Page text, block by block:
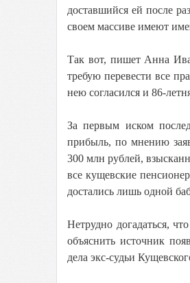
доставшийся ей после
своем массиве имеют
Так вот, пишет Анна
требую перевести все
нею согласился и 86-
За первым иском
прибыль, по мнению
300 млн рублей,
все кущевские
достались лишь одной
Нетрудно догадаться,
объяснить источник
дела экс-судьи